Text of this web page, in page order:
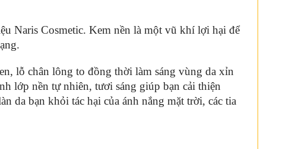
Naris Cosmetic. Kem nền là một vũ khí lợi hại để
lỗ chân lông to đồng thời làm sáng vùng da xỉn
lớp nền tự nhiên, tươi sáng giúp bạn cải thiện
da bạn khỏi tác hại của ánh nắng mặt trời, các tia